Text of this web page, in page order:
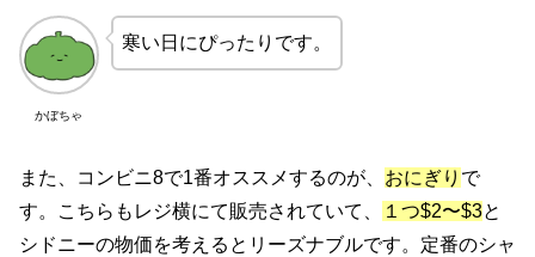
かぼちゃ
寒い日にぴったりです。
また、コンビニ8で1番オススメするのが、 おにぎり で
す。こちらもレジ横にて販売されていて、
１つ$2〜$3と
シドニーの物価を考えるとリーズナブルです。定番のシャ